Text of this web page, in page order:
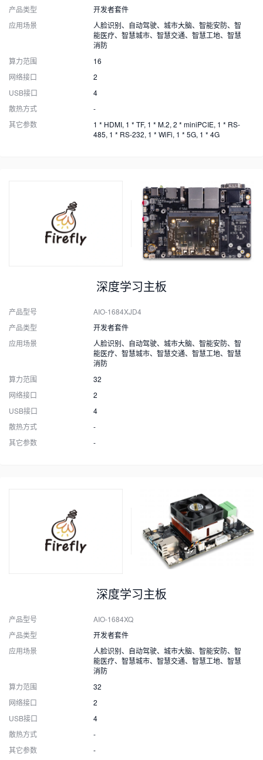
产品类型
开发者套件
应用场景
人脸识别、自动驾驶、城市大脑、智能安防、智
能医疗、智慧城市、智慧交通、智慧工地、智慧
消防
算力范围
16
网络接口
2
USB接口
4
散热方式
-
其它参数
1 * HDMI, 1 * TF, 1 * M.2, 2 * miniPCIE, 1 * RS-
485, 1 * RS-232, 1 * WiFi, 1 * 5G, 1 * 4G
深度学习主板
产品型号
AIO-1684XJD4
产品类型
开发者套件
应用场景
人脸识别、自动驾驶、城市大脑、智能安防、智
能医疗、智慧城市、智慧交通、智慧工地、智慧
消防
算力范围
32
网络接口
2
USB接口
4
散热方式
-
其它参数
-
深度学习主板
产品型号
AIO-1684XQ
产品类型
开发者套件
应用场景
人脸识别、自动驾驶、城市大脑、智能安防、智
能医疗、智慧城市、智慧交通、智慧工地、智慧
消防
算力范围
32
网络接口
2
USB接口
4
散热方式
-
其它参数
-